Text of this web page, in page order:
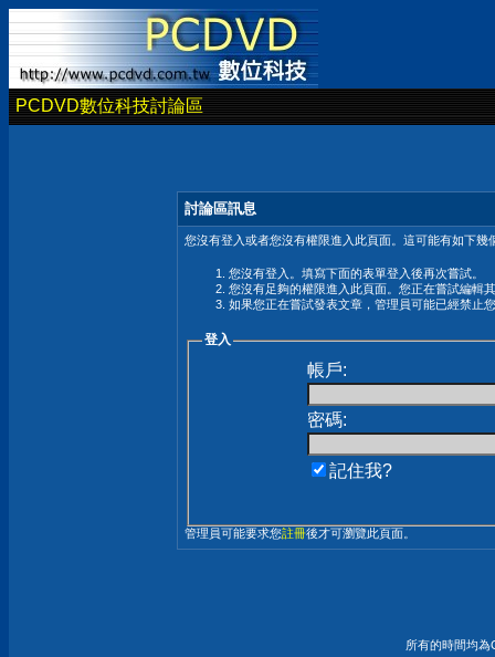
PCDVD數位科技討論區
討論區訊息
您沒有登入或者您沒有權限進入此頁面。這可能有如下幾
您沒有登入。填寫下面的表單登入後再次嘗試。
您沒有足夠的權限進入此頁面。您正在嘗試編輯
如果您正在嘗試發表文章，管理員可能已經禁止
登入
帳戶:
密碼:
記住我?
管理員可能要求您註冊後才可瀏覽此頁面。
所有的時間均為